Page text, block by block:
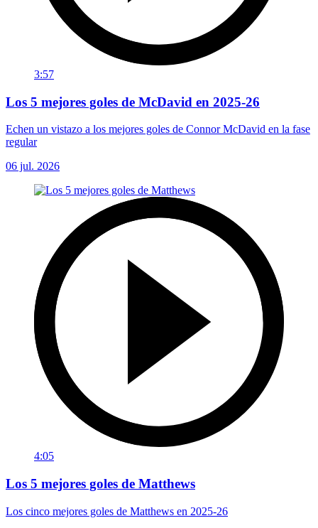
3:57
Los 5 mejores goles de McDavid en 2025-26
Echen un vistazo a los mejores goles de Connor McDavid en la fase
regular
06 jul. 2026
4:05
Los 5 mejores goles de Matthews
Los cinco mejores goles de Matthews en 2025-26